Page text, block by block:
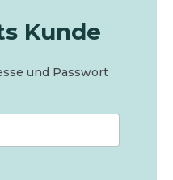
Kunde
und Passwort